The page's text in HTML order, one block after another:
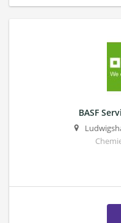
BASF